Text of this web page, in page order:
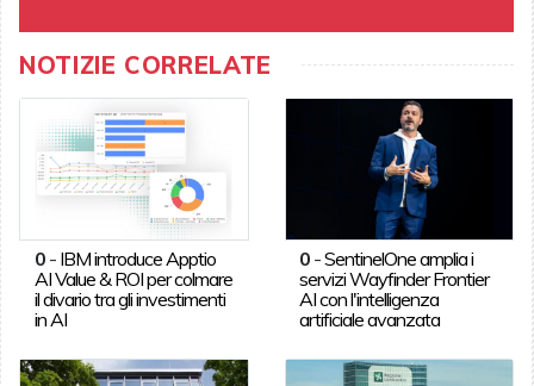
NOTIZIE CORRELATE
0- IBM introduce Apptio
AI Value & ROI per colmare
il divario tra gli investimenti
in AI
0 -SentinelOne amplia i
servizi Wayfinder Frontier
AI con l'intelligenza
artificiale avanzata